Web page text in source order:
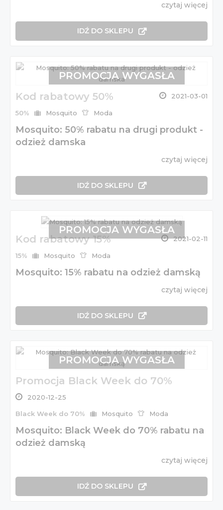
czytaj więcej
IDŹ DO SKLEPU
Kod rabatowy 50% 2021-03-01
50% Mosquito Moda
Mosquito: 50% rabatu na drugi produkt -
odzież damska
czytaj więcej
IDŹ DO SKLEPU
PROMOCJA WYGASŁA
Kod rabatowy 15% 2021-02-11
15% Mosquito Moda
Mosquito: 15% rabatu na odzież damską
czytaj więcej
IDŹ DO SKLEPU
PROMOCJA WYGASŁA
Promocja Black Week do 70%
2020-12-25
Black Week do 70% Mosquito Moda
Mosquito: Black Week do 70% rabatu na
odzież damską
czytaj więcej
IDŹ DO SKLEPU
PROMOCJA WYGASŁA